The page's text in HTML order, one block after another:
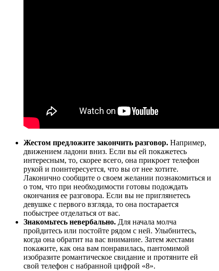
Жестом предложите закончить разговор. Например,
движением ладони вниз. Если вы ей покажетесь
интересным, то, скорее всего, она прикроет телефон
рукой и поинтересуется, что вы от нее хотите.
Лаконично сообщите о своем желании познакомиться и
о том, что при необходимости готовы подождать
окончания ее разговора. Если вы не приглянетесь
девушке с первого взгляда, то она постарается
побыстрее отделаться от вас.
Знакомьтесь невербально. Для начала молча
пройдитесь или постойте рядом с ней. Улыбнитесь,
когда она обратит на вас внимание. Затем жестами
покажите, как она вам понравилась, пантомимой
изобразите романтическое свидание и протяните ей
свой телефон с набранной цифрой «8».